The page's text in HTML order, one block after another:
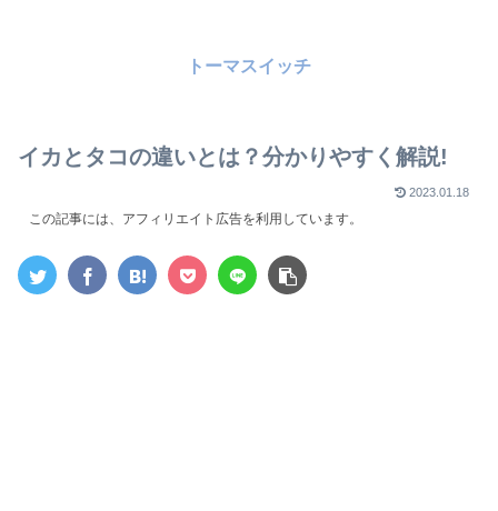
トーマスイッチ
イカとタコの違いとは？分かりやすく解説!
2023.01.18
この記事には、アフィリエイト広告を利用しています。